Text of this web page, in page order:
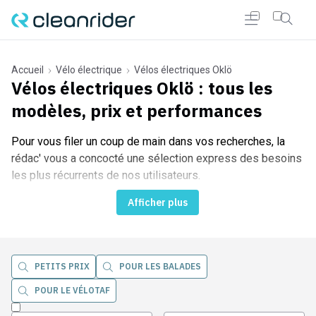
Accueil Vélo électrique Vélos électriques Oklö
Vélos électriques Oklö : tous les
modèles, prix et performances
Pour vous filer un coup de main dans vos recherches, la
rédac' vous a concocté une sélection express des besoins
les plus récurrents de nos utilisateurs.
Afficher plus
PETITS PRIX POUR LES BALADES
POUR LE VÉLOTAF
Cleanrider